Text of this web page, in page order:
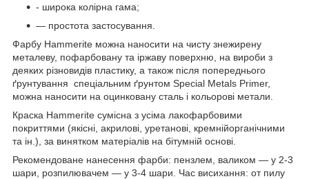
- широка колірна гама;
— простота застосування.
Фарбу Hammerite можна наносити на чисту знежирену
металеву, пофарбовану та іржаву поверхню, на вироби з
деяких різновидів пластику, а також після попереднього
ґрунтування спеціальним ґрунтом Special Metals Primer,
можна наносити на оцинковану сталь і кольорові метали.
Краска Hammerite сумісна з усіма лакофарбовими
покриттями (якісні, акрилові, уретанові, кремнійорганічними
та ін.), за винятком матеріалів на бітумній основі.
Рекомендоване нанесення фарби: пензлем, валиком — у 2-3
шари, розпилювачем — у 3-4 шари. Час висихання: oт пилу